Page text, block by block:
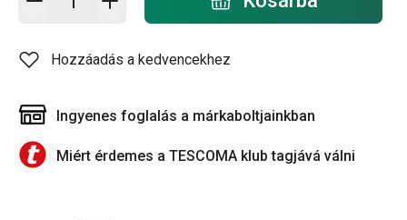
Hozzáadás a kedvencekhez
Ingyenes foglalás a márkaboltjainkban
Miért érdemes a TESCOMA klub tagjává válni